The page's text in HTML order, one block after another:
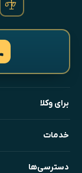
برای وکلا
خدمات
دسترسی‌ها